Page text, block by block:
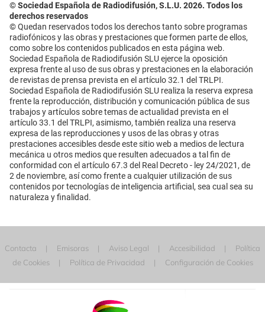
© Sociedad Española de Radiodifusión, S.L.U. 2026. Todos los
derechos reservados
© Quedan reservados todos los derechos tanto sobre programas
radiofónicos y las obras y prestaciones que formen parte de ellos,
como sobre los contenidos publicados en esta página web.
Sociedad Española de Radiodifusión SLU ejerce la oposición
expresa frente al uso de sus obras y prestaciones en la elaboración
de revistas de prensa prevista en el artículo 32.1 del TRLPI.
Sociedad Española de Radiodifusión SLU realiza la reserva expresa
frente la reproducción, distribución y comunicación pública de sus
trabajos y artículos sobre temas de actualidad prevista en el
artículo 33.1 del TRLPI, asimismo, también realiza una reserva
expresa de las reproducciones y usos de las obras y otras
prestaciones accesibles desde este sitio web a medios de lectura
mecánica u otros medios que resulten adecuados a tal fin de
conformidad con el artículo 67.3 del Real Decreto - ley 24/2021, de
2 de noviembre, así como frente a cualquier utilización de sus
contenidos por tecnologías de inteligencia artificial, sea cual sea su
naturaleza y finalidad.
Contacta Emisoras Aviso Legal Accesibilidad
Política
de Cookies
Política de Privacidad Configuración de Cookies